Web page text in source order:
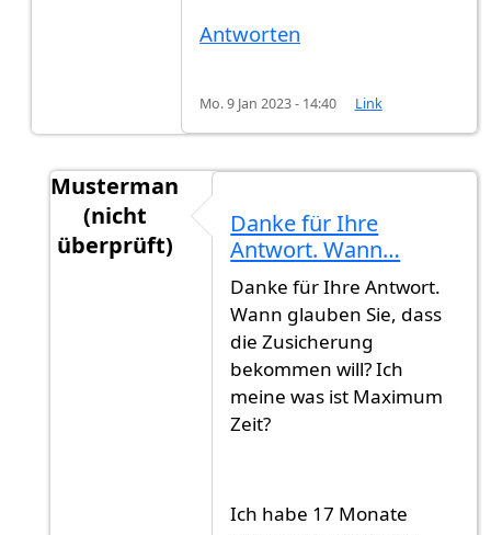
Antworten
Mo. 9 Jan 2023 - 14:40 Link
Musterman
(nicht
überprüft)
Hi,Es ist schlechter… von
Danke für Ihre
Antwort. Wann…
Danke für Ihre Antwort.
Wann glauben Sie, dass
die Zusicherung
bekommen will? Ich
meine was ist Maximum
Zeit?
Ich habe 17 Monate